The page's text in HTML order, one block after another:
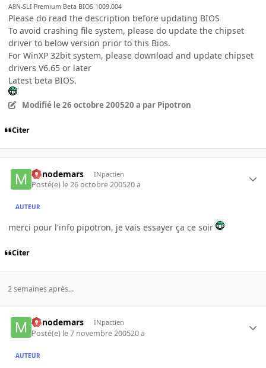
A8N-SLI Premium Beta BIOS 1009.004
Please do read the description before updating BIOS
To avoid crashing file system, please do update the chipset
driver to below version prior to this Bios.
For WinXP 32bit system, please download and update chipset
drivers V6.65 or later
Latest beta BIOS.
Modifié le 26 octobre 200520 a par Pipotron
Citer
minodemars INpactien
Posté(e) le 26 octobre 200520 a
AUTEUR
merci pour l'info pipotron, je vais essayer ça ce soir
Citer
2 semaines après...
minodemars INpactien
Posté(e) le 7 novembre 200520 a
AUTEUR